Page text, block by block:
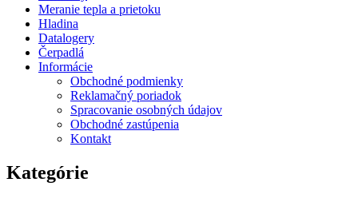
Meranie tepla a prietoku
Hladina
Datalogery
Čerpadlá
Informácie
Obchodné podmienky
Reklamačný poriadok
Spracovanie osobných údajov
Obchodné zastúpenia
Kontakt
Kategórie